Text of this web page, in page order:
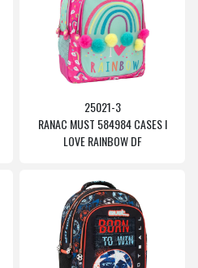
25021-3
RANAC MUST 584984 CASES I
LOVE RAINBOW DF